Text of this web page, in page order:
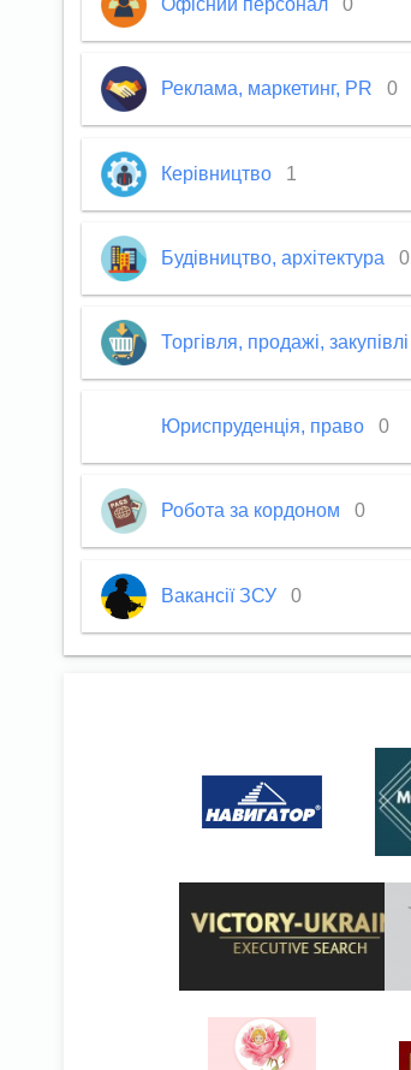
Офісний персонал 0
Реклама, маркетинг, PR 0
Керівництво 1
Будівництво, архітектура 0
Торгівля, продажі, закупівлі
Юриспруденція, право 0
Робота за кордоном 0
Вакансії ЗСУ 0